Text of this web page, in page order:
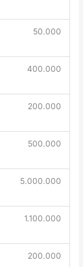
50.000
400.000
200.000
500.000
5.000.000
1.100.000
200.000